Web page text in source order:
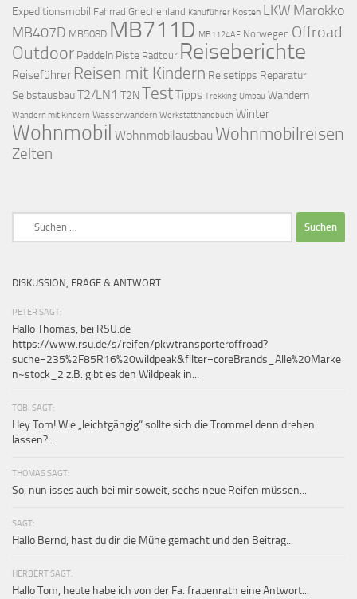
Expeditionsmobil Fahrrad Griechenland Kanuführer Kosten LKW Marokko
MB407D MB508D MB711D MB1124AF Norwegen Offroad
Outdoor Paddeln Piste Radtour Reiseberichte
Reiseführer Reisen mit Kindern Reisetipps Reparatur
SelbstausbauT2/LN1 T2N TestTipps Trekking Umbau Wandern
Wandern mit Kindern Wasserwandern Werkstatthandbuch Winter
Wohnmobil Wohnmobilausbau Wohnmobilreisen
Zelten
DISKUSSION, FRAGE & ANTWORT
PETER SAGT:
Hallo Thomas, bei RSU.de
https://www.rsu.de/s/reifen/pkwtransporteroffroad?
suche=235%2F85R16%20wildpeak&filter=coreBrands_Alle%20Marke
n~stock_2 z.B. gibt es den Wildpeak in...
TOBI SAGT:
Hey Tom! Wie „leichtgängig“ sollte sich die Trommel denn drehen
lassen?...
THOMAS SAGT:
So, nun isses auch bei mir soweit, sechs neue Reifen müssen...
SAGT:
Hallo Bernd, hast du dir die Mühe gemacht und den Beitrag...
HERBERT SAGT:
Hallo Tom, heute habe ich von der Fa. frauenrath eine Antwort...